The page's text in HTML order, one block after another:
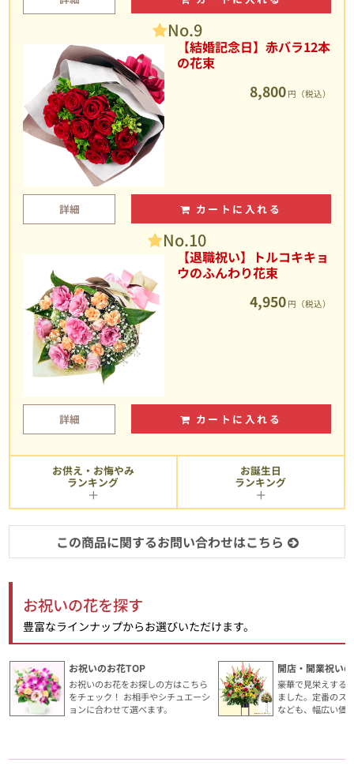
No.9
【結婚記念日】赤バラ12本
の花束
8,800 円（税込）
詳細 カートに入れる
No.10
【退職祝い】トルコキキョ
ウのふんわり花束
4,950 円（税込）
詳細 カートに入れる
お供え・お悔やみ
ランキング
お誕生日
ランキング
この商品に関するお問い合わせはこちら
お祝いの花を探す
豊富なラインナップからお選びいただけます。
お祝いのお花TOP
お祝いのお花をお探しの方はこちら
をチェック！ お相手やシチュエーシ
ョンに合わせて選べます。
開店・開業祝い
豪華で見栄えする
ました。定番のス
なども、幅広い価